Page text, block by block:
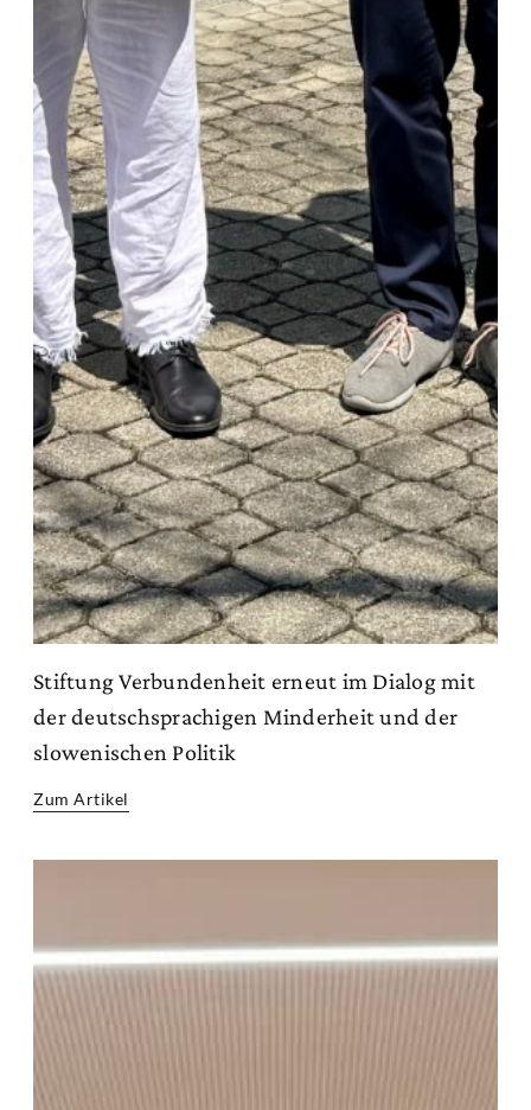
Stiftung Verbundenheit erneut im Dialog mit
der deutschsprachigen Minderheit und der
slowenischen Politik
Zum Artikel